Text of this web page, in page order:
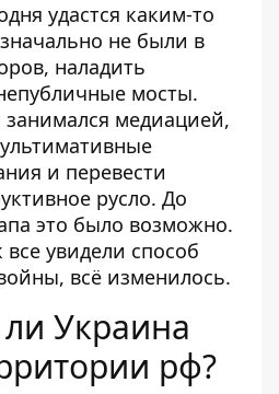
удастся каким-то
не были в
наладить
мосты.
медиацией,
и перевести
русло. До
это было возможно.
увидели способ
всё изменилось.
Украина
рф?